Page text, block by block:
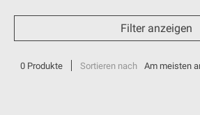
Filter anzeigen
0 Produkte Sortieren nach Am meisten